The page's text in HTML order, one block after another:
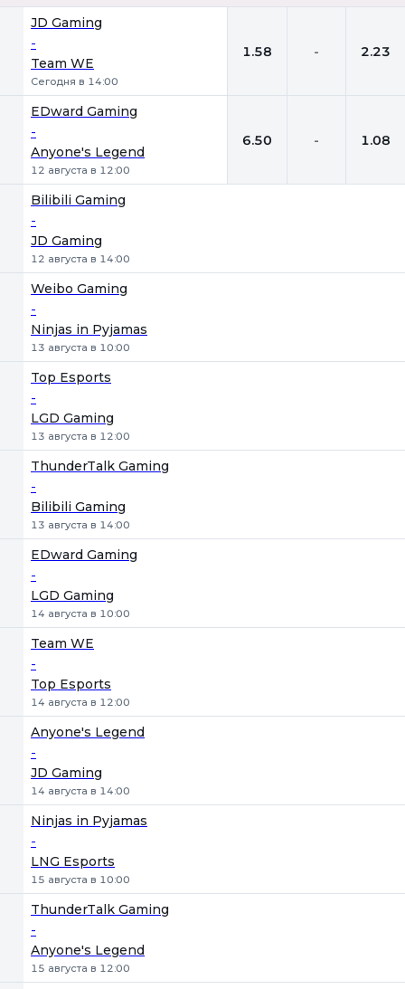
JD Gaming
-
Team WE
Сегодня в 14:00
1.58 - 2.23
EDward Gaming
-
Anyone's Legend
12 августа в 12:00
6.50 - 1.08
Bilibili Gaming
-
JD Gaming
12 августа в 14:00
Weibo Gaming
-
Ninjas in Pyjamas
13 августа в 10:00
Top Esports
-
LGD Gaming
13 августа в 12:00
ThunderTalk Gaming
-
Bilibili Gaming
13 августа в 14:00
EDward Gaming
-
LGD Gaming
14 августа в 10:00
Team WE
-
Top Esports
14 августа в 12:00
Anyone's Legend
-
JD Gaming
14 августа в 14:00
Ninjas in Pyjamas
-
LNG Esports
15 августа в 10:00
ThunderTalk Gaming
-
Anyone's Legend
15 августа в 12:00